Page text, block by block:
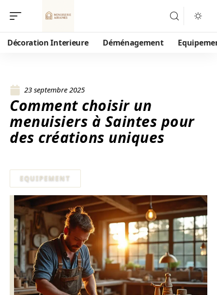
Décoration Interieure Déménagement
23 septembre 2025
Comment choisir un
menuisiers à Saintes pour
des créations uniques
EQUIPEMENT